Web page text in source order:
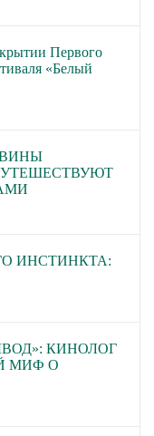
Первого
«Белый
ИНСТИНКТА:
КИНОЛОГ
МИФ О